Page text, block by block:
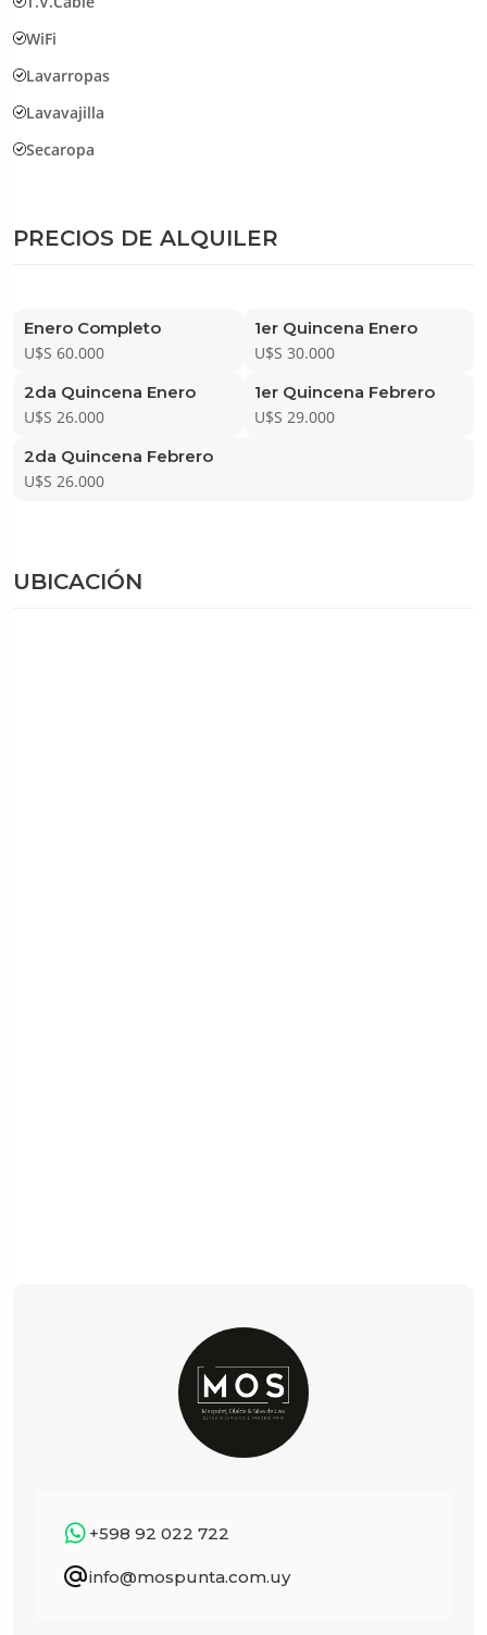
WiFi
Lavarropas
Lavavajilla
Secaropa
PRECIOS DE ALQUILER
Enero Completo
U$S 60.000
1er Quincena Enero
U$S 30.000
2da Quincena Enero
U$S 26.000
1er Quincena Febrero
U$S 29.000
2da Quincena Febrero
U$S 26.000
UBICACIÓN
+598 92 022 722
info@mospunta.com.uy